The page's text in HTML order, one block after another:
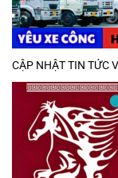
CẬP NHẬT TIN TỨC